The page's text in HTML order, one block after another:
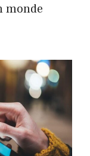
monde